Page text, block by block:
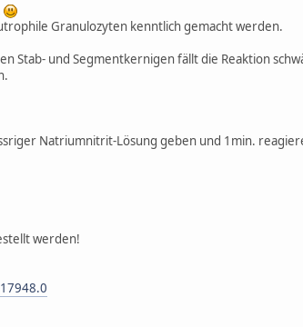
Granulozyten kenntlich gemacht werden.
Stab- und Segmentkernigen fällt die Reaktion
Natriumnitrit-Lösung geben und 1min.
werden!